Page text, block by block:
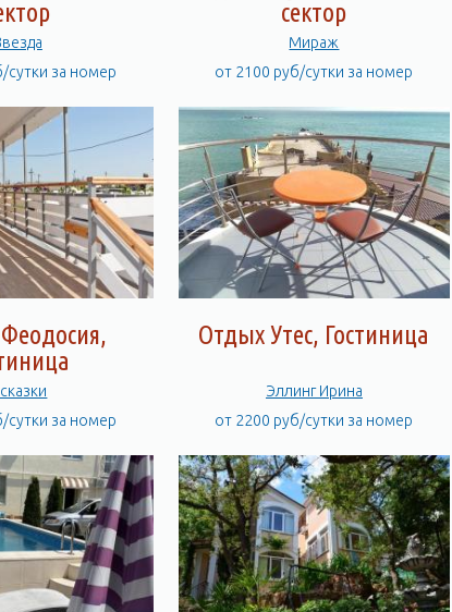
сутки за номер
сектор
Мираж
от 2100 руб/сутки за номер
сутки за номер
Отдых Утес, Гостиница
Эллинг Ирина
от 2200 руб/сутки за номер